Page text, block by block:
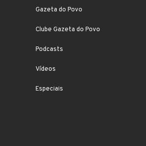
Gazeta do Povo
Clube Gazeta do Povo
Podcasts
Vídeos
Especiais